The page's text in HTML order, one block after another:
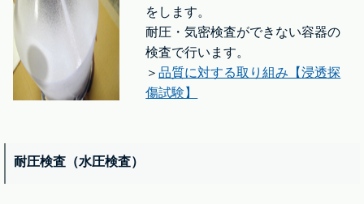
をします。
耐圧・気密検査ができない容器の
検査で行います。
＞品質に対する取り組み【浸透探
傷試験】
耐圧検査（水圧検査）